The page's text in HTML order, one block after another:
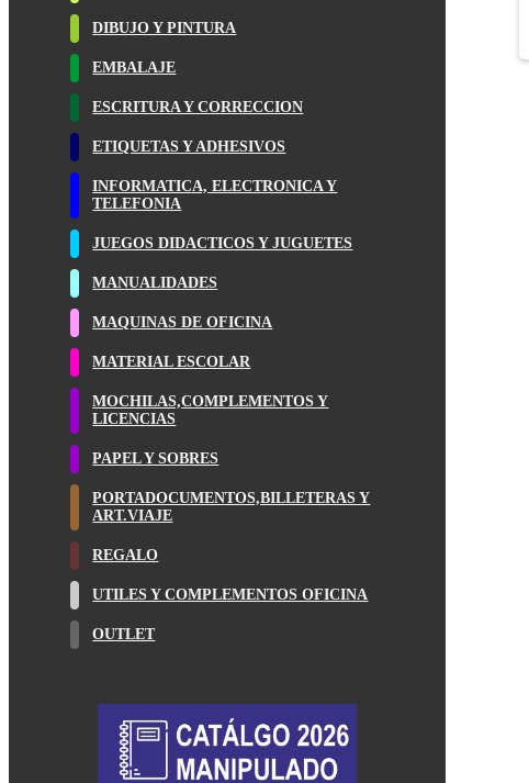
DIBUJO Y PINTURA
EMBALAJE
ESCRITURA Y CORRECCION
ETIQUETAS Y ADHESIVOS
INFORMATICA, ELECTRONICA Y
TELEFONIA
JUEGOS DIDACTICOS Y JUGUETES
MANUALIDADES
MAQUINAS DE OFICINA
MATERIAL ESCOLAR
MOCHILAS,COMPLEMENTOS Y
LICENCIAS
PAPEL Y SOBRES
PORTADOCUMENTOS,BILLETERAS Y
ART.VIAJE
REGALO
UTILES Y COMPLEMENTOS OFICINA
OUTLET